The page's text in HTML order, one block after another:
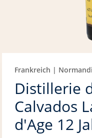
Frankreich |
Distillerie
Calvados
d'Age 12